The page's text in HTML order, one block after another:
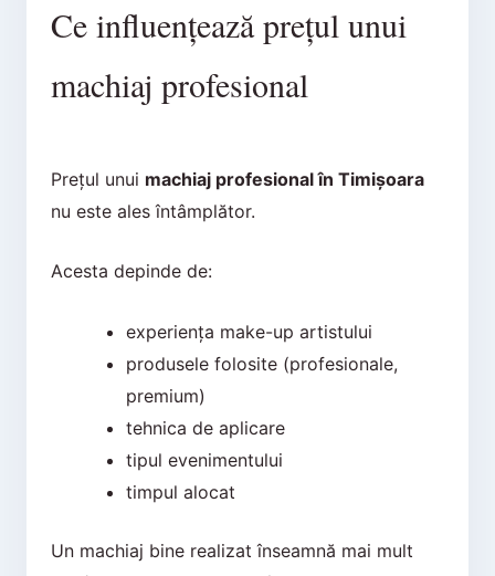
Ce influențează prețul unui
machiaj profesional
Prețul unui machiaj profesional în Timișoara
nu este ales întâmplător.
Acesta depinde de:
experiența make-up artistului
produsele folosite (profesionale,
premium)
tehnica de aplicare
tipul evenimentului
timpul alocat
Un machiaj bine realizat înseamnă mai mult